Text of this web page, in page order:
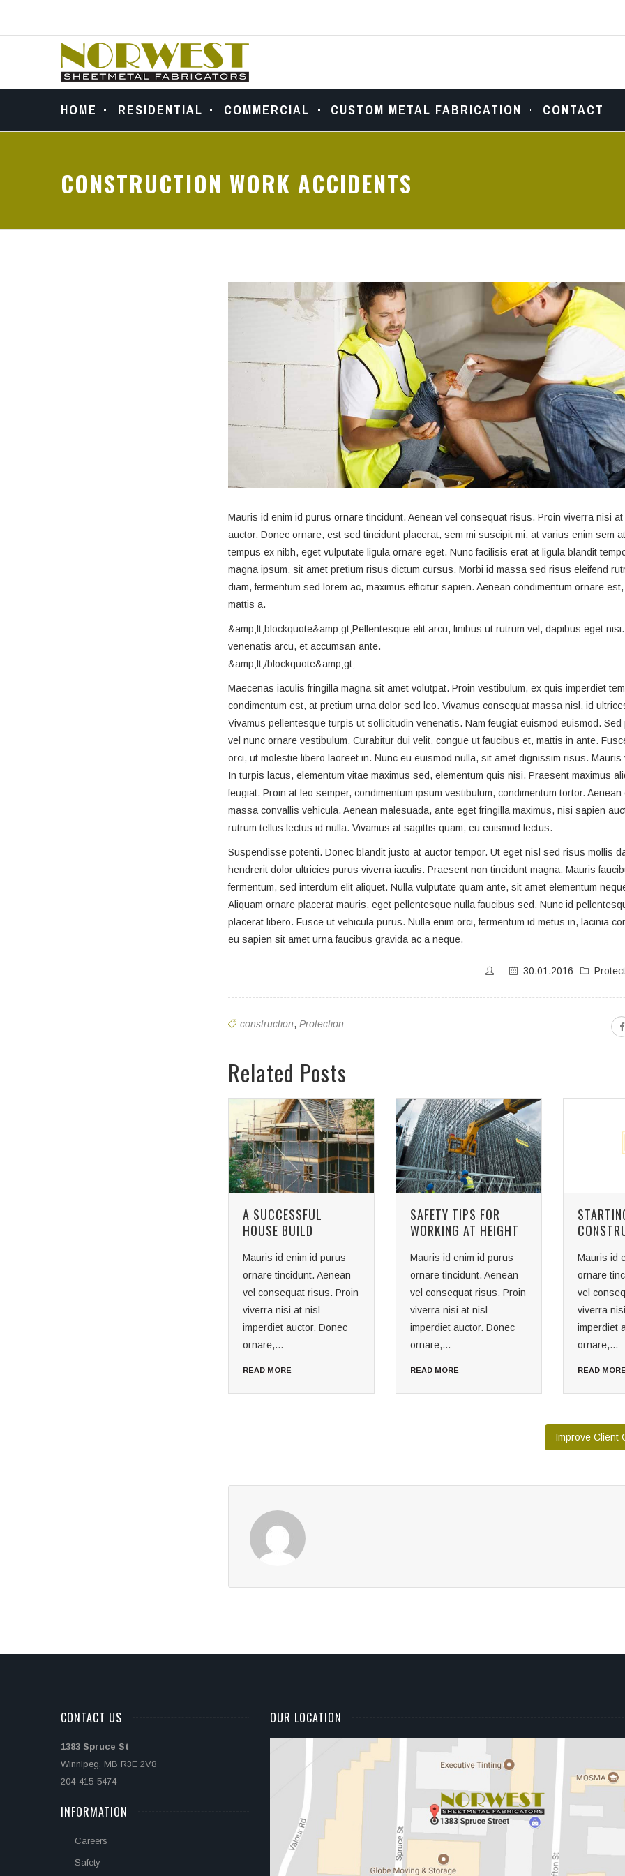
HOME RESIDENTIAL COMMERCIAL CUSTOM METAL FABRICATION CONTACT
CONSTRUCTION WORK ACCIDENTS
Mauris id enim id purus ornare tincidunt. Aenean vel consequat risus. Proin viverra nisi
auctor. Donec ornare, est sed tincidunt placerat, sem mi suscipit mi, at varius enim sem
tempus ex nibh, eget vulputate ligula ornare eget. Nunc facilisis erat at ligula blandit
magna ipsum, sit amet pretium risus dictum cursus. Morbi id massa sed risus eleifend
diam, fermentum sed lorem ac, maximus efficitur sapien. Aenean condimentum ornare
mattis a.
&amp;lt;blockquote&amp;gt;Pellentesque elit arcu, finibus ut rutrum vel, dapibus eget
venenatis arcu, et accumsan ante.
&amp;lt;/blockquote&amp;gt;
Maecenas iaculis fringilla magna sit amet volutpat. Proin vestibulum, ex quis imperdiet
condimentum est, at pretium urna dolor sed leo. Vivamus consequat massa nisl, id
Vivamus pellentesque turpis ut sollicitudin venenatis. Nam feugiat euismod euismod.
vel nunc ornare vestibulum. Curabitur dui velit, congue ut faucibus et, mattis in ante.
orci, ut molestie libero laoreet in. Nunc eu euismod nulla, sit amet dignissim risus.
In turpis lacus, elementum vitae maximus sed, elementum quis nisi. Praesent maximus
feugiat. Proin at leo semper, condimentum ipsum vestibulum, condimentum tortor. Aenean
massa convallis vehicula. Aenean malesuada, ante eget fringilla maximus, nisi sapien
rutrum tellus lectus id nulla. Vivamus at sagittis quam, eu euismod lectus.
Suspendisse potenti. Donec blandit justo at auctor tempor. Ut eget nisl sed risus mollis
hendrerit dolor ultricies purus viverra iaculis. Praesent non tincidunt magna. Mauris
fermentum, sed interdum elit aliquet. Nulla vulputate quam ante, sit amet elementum
Aliquam ornare placerat mauris, eget pellentesque nulla faucibus sed. Nunc id
placerat libero. Fusce ut vehicula purus. Nulla enim orci, fermentum id metus in, lacinia
eu sapien sit amet urna faucibus gravida ac a neque.
30.01.2016
construction, Protection
Related Posts
A SUCCESSFUL
HOUSE BUILD
Mauris id enim id purus
ornare tincidunt. Aenean
vel consequat risus. Proin
viverra nisi at nisl
imperdiet auctor. Donec
ornare,...
READ MORE
SAFETY TIPS FOR
WORKING AT HEIGHT
Mauris id enim id purus
ornare tincidunt. Aenean
vel consequat risus. Proin
viverra nisi at nisl
imperdiet auctor. Donec
ornare,...
READ MORE
Mauris id
ornare
vel
viverra
imperdiet
ornare,...
READ MORE
Improve Client
CONTACT US
1383 Spruce St
Winnipeg, MB R3E 2V8
204-415-5474
INFORMATION
Careers
Safety
OUR LOCATION